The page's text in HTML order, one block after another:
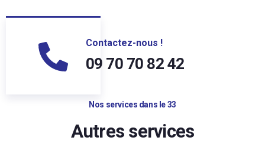
Contactez-nous !
09 70 70 82 42
Nos services dans le 33
Autres services